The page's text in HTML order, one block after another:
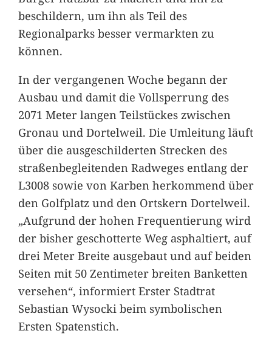
beschildern, um ihn als Teil des
Regionalparks besser vermarkten zu
können.
In der vergangenen Woche begann der
Ausbau und damit die Vollsperrung des
2071 Meter langen Teilstückes zwischen
Gronau und Dortelweil. Die Umleitung läuft
über die ausgeschilderten Strecken des
straßenbegleitenden Radweges entlang der
L3008 sowie von Karben herkommend über
den Golfplatz und den Ortskern Dortelweil.
„Aufgrund der hohen Frequentierung wird
der bisher geschotterte Weg asphaltiert, auf
drei Meter Breite ausgebaut und auf beiden
Seiten mit 50 Zentimeter breiten Banketten
versehen“, informiert Erster Stadtrat
Sebastian Wysocki beim symbolischen
Ersten Spatenstich.